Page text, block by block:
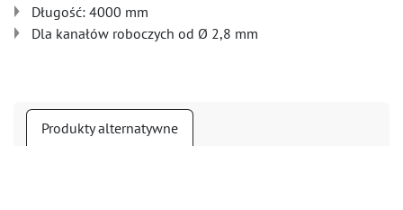
Długość: 4000 mm
Dla kanałów roboczych od Ø 2,8 mm
Produkty alternatywne